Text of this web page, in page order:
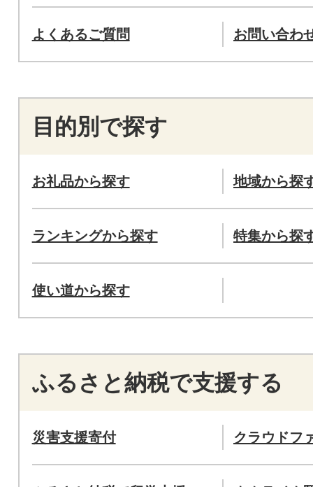
よくあるご質問 お問い合わ
目的別で探す
お礼品から探す 地域から探
ランキングから探す 特集から探
使い道から探す
ふるさと納税で支援する
災害支援寄付 クラウドフ